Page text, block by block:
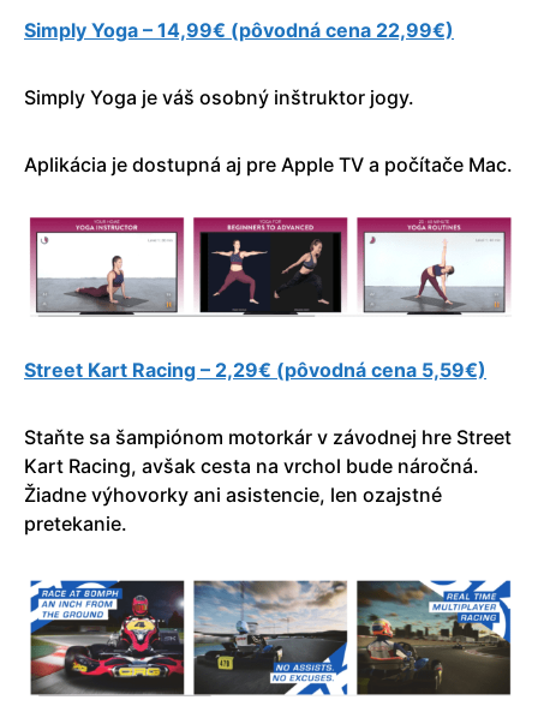
Simply Yoga – 14,99€ (pôvodná cena 22,99€)
Simply Yoga je váš osobný inštruktor jogy.
Aplikácia je dostupná aj pre Apple TV a počítače Mac.
Street Kart Racing – 2,29€ (pôvodná cena 5,59€)
Staňte sa šampiónom motorkár v závodnej hre Street
Kart Racing, avšak cesta na vrchol bude náročná.
Žiadne výhovorky ani asistencie, len ozajstné
pretekanie.